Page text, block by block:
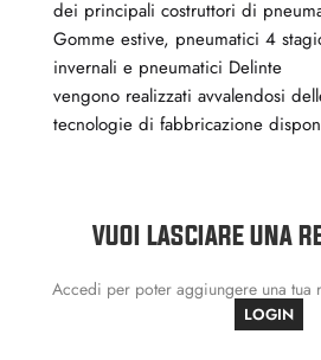
dei principali costruttori di
Gomme estive, pneumatici 4
invernali e pneumatici Delinte
vengono realizzati avvalendosi
tecnologie di fabbricazione
VUOI LASCIARE UNA
Accedi per poter aggiungere una tua
LOGIN